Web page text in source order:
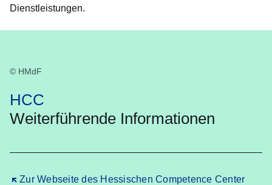
Dienstleistungen.
© HMdF
HCC
Weiterführende Informationen
Zur Webseite des Hessischen Competence Center
Öffnet sich in einem neuen Fenster